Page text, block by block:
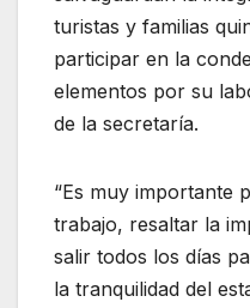
turistas y familias
participar en la
elementos por su
de la secretaría.
“Es muy importante
trabajo, resaltar la
salir todos los días
la tranquilidad del